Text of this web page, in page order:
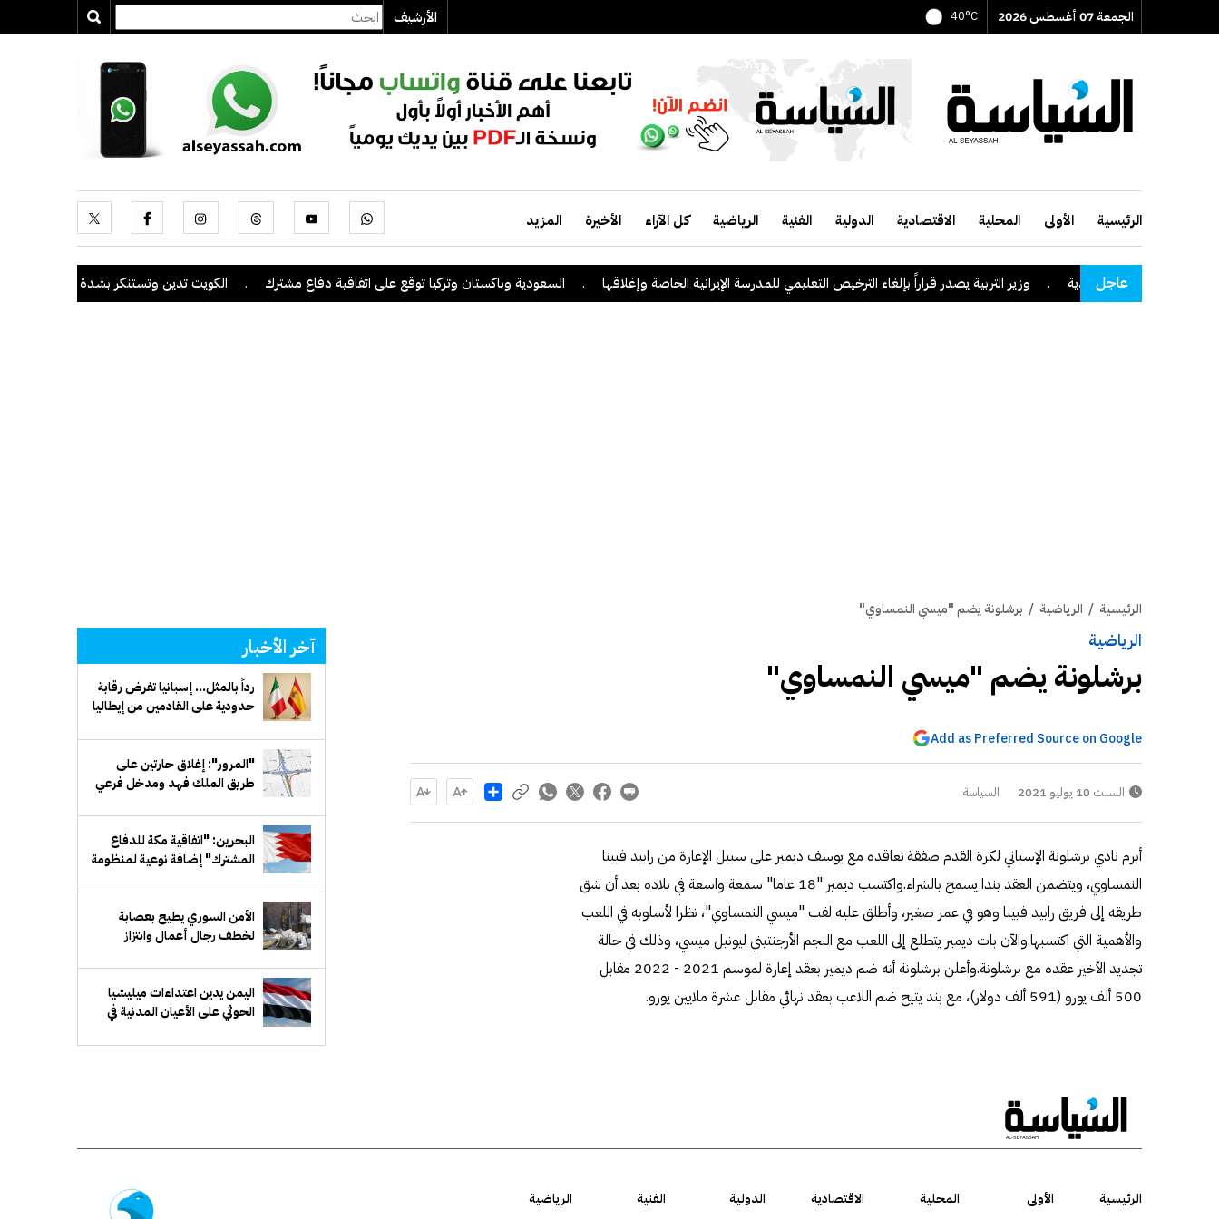
الجمعة 07 أغسطس 2026 40°C الأرشيف
الرئيسية الأولى المحلية الاقتصادية الدولية الفنية الرياضية كل الآراء الأخيرة المزيد
عاجل
نجران السعودية . وزير التربية يصدر قراراً بإلغاء الترخيص التعليمي للمدرسة الإيرانية الخاصة وإغلاقها . السعودية وباكستان وتركيا توقع على اتفاقية دفاع مشترك . الكويت تدين وتستنكر بشدة اعتداءات ميليشيا
الرئيسية / الرياضية / برشلونة يضم "ميسي النمساوي"
الرياضية
برشلونة يضم "ميسي النمساوي"
Add as Preferred Source on Google
السبت 10 يوليو 2021 السياسة Share
أبرم نادي برشلونة الإسباني لكرة القدم صفقة تعاقده مع يوسف ديمير على سبيل الإعارة من رابيد فيينا
النمساوي، ويتضمن العقد بندا يسمح بالشراء.واكتسب ديمير "18 عاما" سمعة واسعة في بلاده بعد أن شق
طريقه إلى فريق رابيد فيينا وهو في عمر صغير، وأطلق عليه لقب "ميسي النمساوي"، نظرا لأسلوبه في اللعب
والأهمية التي اكتسبها.والآن بات ديمير يتطلع إلى اللعب مع النجم الأرجنتيني ليونيل ميسي، وذلك في حالة
تجديد الأخير عقده مع برشلونة.وأعلن برشلونة أنه ضم ديمير بعقد إعارة لموسم 2021 - 2022 مقابل
500 ألف يورو (591 ألف دولار)، مع بند يتيح ضم اللاعب بعقد نهائي مقابل عشرة ملايين يورو.
آخر الأخبار
رداً بالمثل... إسبانيا تفرض رقابة
حدودية على القادمين من إيطاليا
"المرور": إغلاق حارتين على
طريق الملك فهد ومدخل فرعي
البحرين: "اتفاقية مكة للدفاع
المشترك" إضافة نوعية لمنظومة
الأمن السوري يطيح بعصابة
لخطف رجال أعمال وابتزاز
اليمن يدين اعتداءات ميليشيا
الحوثي على الأعيان المدنية في
الرئيسية الأولى المحلية الاقتصادية الدولية الفنية
الرياضية